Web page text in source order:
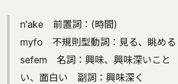
n'ake 前置詞：(時間)
myfo 不規則型動詞：見る、眺める
sefem 名詞：興味、興味深いこと
い、面白い 副詞：興味深く